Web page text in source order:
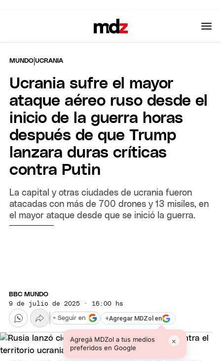
MUNDO |UCRANIA
Ucrania sufre el mayor
ataque aéreo ruso desde el
inicio de la guerra horas
después de que Trump
lanzara duras críticas
contra Putin
La capital y otras ciudades de ucrania fueron
atacadas con más de 700 drones y 13 misiles, en
el mayor ataque desde que se inició la guerra.
BBC MUNDO
9 de julio de 2025 · 16:00 hs
+Agregar MDZol en
Agregá MDZol a tus medios
preferidos en Google
×
+ Seguir en